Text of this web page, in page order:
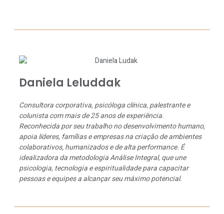
Daniela Leluddak
Consultora corporativa, psicóloga clínica, palestrante e
colunista com mais de 25 anos de experiência.
Reconhecida por seu trabalho no desenvolvimento humano,
apoia líderes, famílias e empresas na criação de ambientes
colaborativos, humanizados e de alta performance. É
idealizadora da metodologia Análise Integral, que une
psicologia, tecnologia e espiritualidade para capacitar
pessoas e equipes a alcançar seu máximo potencial.